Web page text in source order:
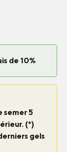
de 10%
semer 5
(*)
gels